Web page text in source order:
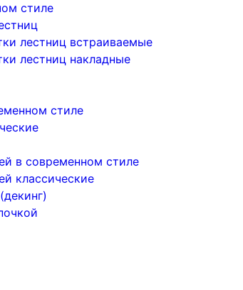
стиле
лестниц встраиваемые
лестниц накладные
стиле
в современном стиле
классические